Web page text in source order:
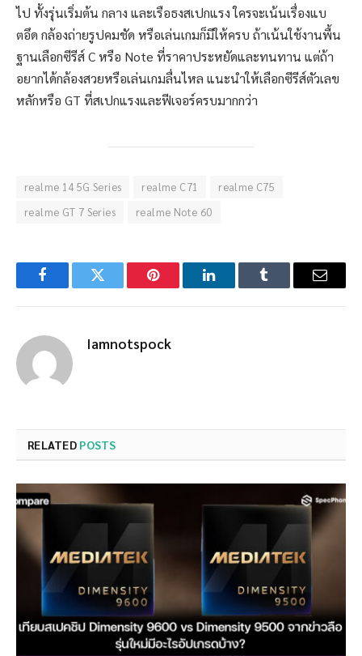
ไป ทั้งรุ่นเริ่มต้น กลาง และเรือธงสเปกแรง ใครจะเน้นเรื่องแบ
ตอึด กล้องถ่ายรูปคมชัด หรือเล่นเกมก็มีให้ครบ ถ้าเน้นใช้งานพื้น
ฐานเลือกซีรีส์ C หรือ Note ที่ราคาประหยัดและทนทาน แต่ถ้า
อยากได้กล้องสวยหรือเล่นเกมลื่นไหล แนะนำให้เลือกซีรีส์ตัวเลข
หลักหรือ GT ที่สเปกแรงและฟีเจอร์ครบมากกว่า
realme 14 5G Series realme C71
realme C75
realme GT 7 Series
realme Note 60
FacebookTwitter Pinterest LinkedInTumblr Email
Iamnotspock
RELATED POSTS